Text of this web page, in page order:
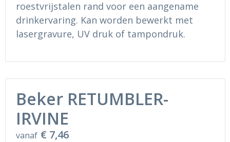
Ondergoed en Sokken
Regenkleding
Schoenen
Hoofdbescherming
Gehoorbescherming
Sokken en Nachtkleding
Regenkleding
Gilets
roestvrijstalen rand voor een aangename
drinkervaring. Kan worden bewerkt met
lasergravure, UV druk of tampondruk.
Beker RETUMBLER-
IRVINE
vanaf € 7,46